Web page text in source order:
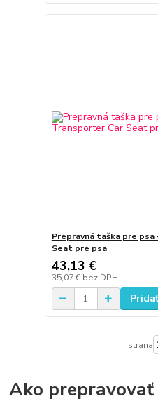
Prepravná taška pre
Seat pre psa
43,13 €
35,07 € bez DPH
strana
Ako